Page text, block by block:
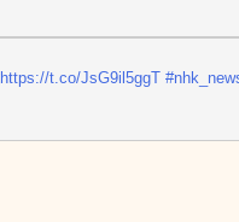
https://t.co/JsG9il5ggT